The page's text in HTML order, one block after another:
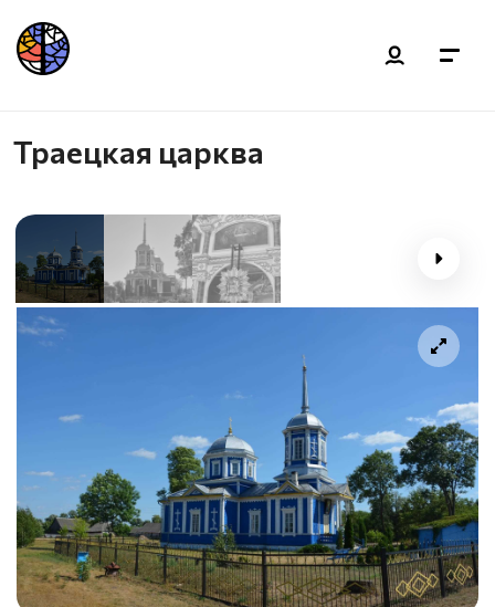
Траецкая царква